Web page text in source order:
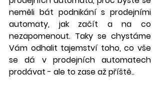
neměli bát podnikání s prodejními
automaty, jak začít a na co
nezapomenout. Taky se chystáme
Vám odhalit tajemství toho, co vše
se dá v prodejních automatech
prodávat - ale to zase až příště..